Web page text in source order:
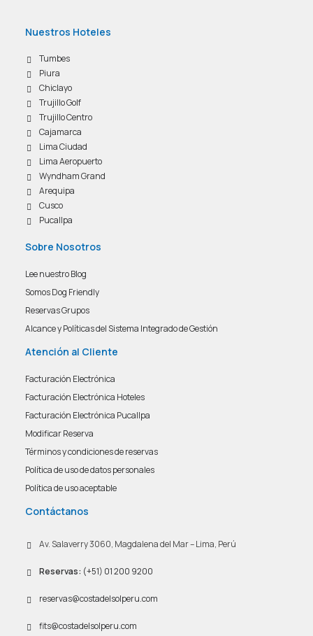
Nuestros Hoteles
Tumbes
Piura
Chiclayo
Trujillo Golf
Trujillo Centro
Cajamarca
Lima Ciudad
Lima Aeropuerto
Wyndham Grand
Arequipa
Cusco
Pucallpa
Sobre Nosotros
Lee nuestro Blog
Somos Dog Friendly
Reservas Grupos
Alcance y Políticas del Sistema Integrado de Gestión
Atención al Cliente
Facturación Electrónica
Facturación Electrónica Hoteles
Facturación Electrónica Pucallpa
Modificar Reserva
Términos y condiciones de reservas
Política de uso de datos personales
Política de uso aceptable
Contáctanos
Av. Salaverry 3060, Magdalena del Mar – Lima, Perú
Reservas: (+51) 01 200 9200
reservas@costadelsolperu.com
fits@costadelsolperu.com